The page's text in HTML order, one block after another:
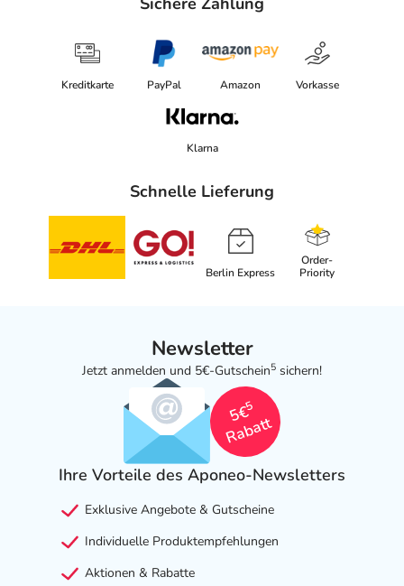
Kreditkarte PayPal Amazon Vorkasse
Klarna
Schnelle Lieferung
Berlin Express
Order-
Priority
Newsletter
Jetzt anmelden und 5€-Gutschein5 sichern!
5€
5
Rabatt
Ihre Vorteile des Aponeo-Newsletters
Exklusive Angebote & Gutscheine
Individuelle Produktempfehlungen
Aktionen & Rabatte